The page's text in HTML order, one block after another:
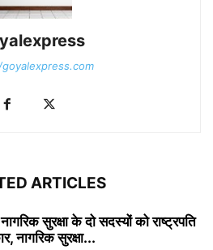
ARTICLES
सुरक्षा के दो सदस्यों को राष्ट्रपति
नागरिक सुरक्षा...